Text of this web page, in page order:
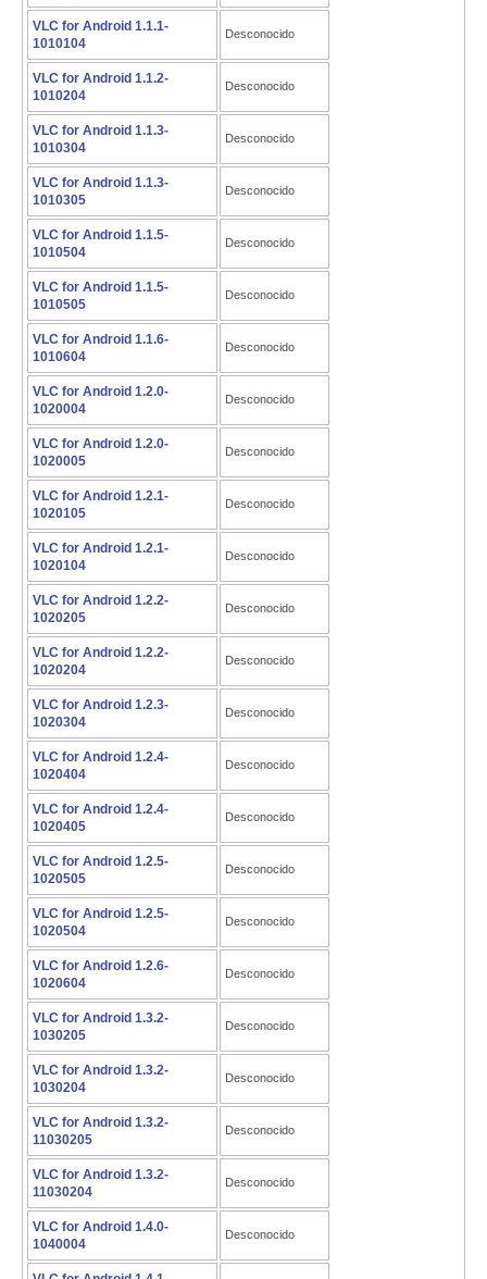
VLC for Android 1.1.1-
1010104
Desconocido
VLC for Android 1.1.2-
1010204
Desconocido
VLC for Android 1.1.3-
1010304
Desconocido
VLC for Android 1.1.3-
1010305
Desconocido
VLC for Android 1.1.5-
1010504
Desconocido
VLC for Android 1.1.5-
1010505
Desconocido
VLC for Android 1.1.6-
1010604
Desconocido
VLC for Android 1.2.0-
1020004
Desconocido
VLC for Android 1.2.0-
1020005
Desconocido
VLC for Android 1.2.1-
1020105
Desconocido
VLC for Android 1.2.1-
1020104
Desconocido
VLC for Android 1.2.2-
1020205
Desconocido
VLC for Android 1.2.2-
1020204
Desconocido
VLC for Android 1.2.3-
1020304
Desconocido
VLC for Android 1.2.4-
1020404
Desconocido
VLC for Android 1.2.4-
1020405
Desconocido
VLC for Android 1.2.5-
1020505
Desconocido
VLC for Android 1.2.5-
1020504
Desconocido
VLC for Android 1.2.6-
1020604
Desconocido
VLC for Android 1.3.2-
1030205
Desconocido
VLC for Android 1.3.2-
1030204
Desconocido
VLC for Android 1.3.2-
11030205
Desconocido
VLC for Android 1.3.2-
11030204
Desconocido
VLC for Android 1.4.0-
1040004
Desconocido